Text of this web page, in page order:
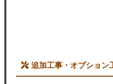
追加工事・オプション